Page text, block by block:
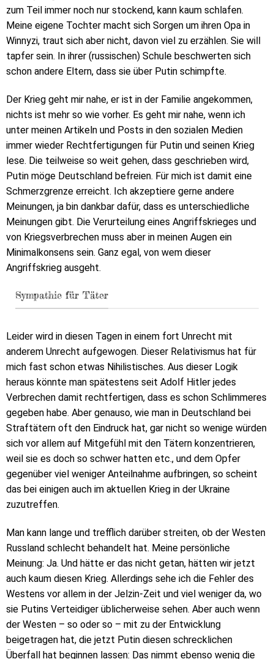
zum Teil immer noch nur stockend, kann kaum schlafen.
Meine eigene Tochter macht sich Sorgen um ihren Opa in
Winnyzi, traut sich aber nicht, davon viel zu erzählen. Sie will
tapfer sein. In ihrer (russischen) Schule beschwerten sich
schon andere Eltern, dass sie über Putin schimpfte.
Der Krieg geht mir nahe, er ist in der Familie angekommen,
nichts ist mehr so wie vorher. Es geht mir nahe, wenn ich
unter meinen Artikeln und Posts in den sozialen Medien
immer wieder Rechtfertigungen für Putin und seinen Krieg
lese. Die teilweise so weit gehen, dass geschrieben wird,
Putin möge Deutschland befreien. Für mich ist damit eine
Schmerzgrenze erreicht. Ich akzeptiere gerne andere
Meinungen, ja bin dankbar dafür, dass es unterschiedliche
Meinungen gibt. Die Verurteilung eines Angriffskrieges und
von Kriegsverbrechen muss aber in meinen Augen ein
Minimalkonsens sein. Ganz egal, von wem dieser
Angriffskrieg ausgeht.
Sympathie für Täter
Leider wird in diesen Tagen in einem fort Unrecht mit
anderem Unrecht aufgewogen. Dieser Relativismus hat für
mich fast schon etwas Nihilistisches. Aus dieser Logik
heraus könnte man spätestens seit Adolf Hitler jedes
Verbrechen damit rechtfertigen, dass es schon Schlimmeres
gegeben habe. Aber genauso, wie man in Deutschland bei
Straftätern oft den Eindruck hat, gar nicht so wenige würden
sich vor allem auf Mitgefühl mit den Tätern konzentrieren,
weil sie es doch so schwer hatten etc., und dem Opfer
gegenüber viel weniger Anteilnahme aufbringen, so scheint
das bei einigen auch im aktuellen Krieg in der Ukraine
zuzutreffen.
Man kann lange und trefflich darüber streiten, ob der Westen
Russland schlecht behandelt hat. Meine persönliche
Meinung: Ja. Und hätte er das nicht getan, hätten wir jetzt
auch kaum diesen Krieg. Allerdings sehe ich die Fehler des
Westens vor allem in der Jelzin-Zeit und viel weniger da, wo
sie Putins Verteidiger üblicherweise sehen. Aber auch wenn
der Westen – so oder so – mit zu der Entwicklung
beigetragen hat, die jetzt Putin diesen schrecklichen
Überfall hat beginnen lassen: Das nimmt ebenso wenig die